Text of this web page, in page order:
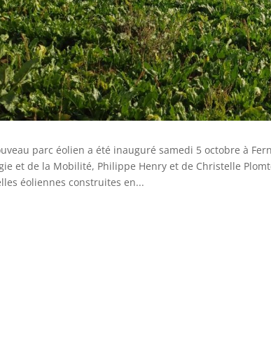
parc éolien a été inauguré samedi 5 octobre à
et de la Mobilité, Philippe Henry et de Christelle
éoliennes construites en...